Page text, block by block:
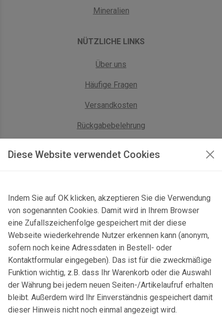
Diese Website verwendet Cookies
Indem Sie auf OK klicken, akzeptieren Sie die Verwendung
von sogenannten Cookies. Damit wird in Ihrem Browser
eine Zufallszeichenfolge gespeichert mit der diese
Webseite wiederkehrende Nutzer erkennen kann (anonym,
sofern noch keine Adressdaten in Bestell- oder
Kontaktformular eingegeben). Das ist für die zweckmäßige
Funktion wichtig, z.B. dass Ihr Warenkorb oder die Auswahl
der Währung bei jedem neuen Seiten-/Artikelaufruf erhalten
bleibt. Außerdem wird Ihr Einverständnis gespeichert damit
dieser Hinweis nicht noch einmal angezeigt wird.
Mineralien
NÜTZLICHE LINKS
Über uns
Häufige Fragen
Versandkosten
Rückgabebelehrung
Kontaktformular & Anfahrt
Gersbach 10, 74589 Satteldorf, Deutschland
mail@topgeo.com
+49 7950 1345